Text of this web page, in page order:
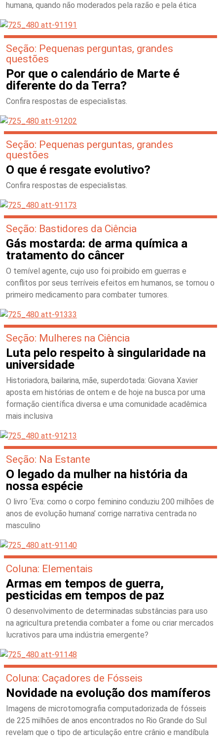
humana, quando não moderados pela razão e pela ética
Seção: Pequenas perguntas, grandes
questões
Por que o calendário de Marte é
diferente do da Terra?
Confira respostas de especialistas.
Seção: Pequenas perguntas, grandes
questões
O que é resgate evolutivo?
Confira respostas de especialistas.
Seção: Bastidores da Ciência
Gás mostarda: de arma química a
tratamento do câncer
O temível agente, cujo uso foi proibido em guerras e
conflitos por seus terríveis efeitos em humanos, se tornou o
primeiro medicamento para combater tumores.
Seção: Mulheres na Ciência
Luta pelo respeito à singularidade na
universidade
Historiadora, bailarina, mãe, superdotada: Giovana Xavier
aposta em histórias de ontem e de hoje na busca por uma
formação científica diversa e uma comunidade acadêmica
mais inclusiva
Seção: Na Estante
O legado da mulher na história da
nossa espécie
O livro ‘Eva: como o corpo feminino conduziu 200 milhões de
anos de evolução humana’ corrige narrativa centrada no
masculino
Coluna: Elementais
Armas em tempos de guerra,
pesticidas em tempos de paz
O desenvolvimento de determinadas substâncias para uso
na agricultura pretendia combater a fome ou criar mercados
lucrativos para uma indústria emergente?
Coluna: Caçadores de Fósseis
Novidade na evolução dos mamíferos
Imagens de microtomografia computadorizada de fósseis
de 225 milhões de anos encontrados no Rio Grande do Sul
revelam que o tipo de articulação entre crânio e mandíbula